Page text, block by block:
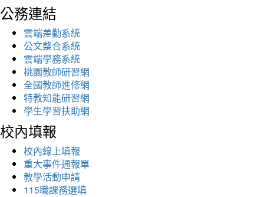
公務連結
雲端差勤系統
公文整合系統
雲端學務系統
桃園教師研習網
全國教師進修網
特教知能研習網
學生學習扶助網
校內填報
校內線上填報
重大事件通報單
教學活動申請
115職課務選填